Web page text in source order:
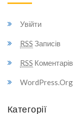
Увійти
RSS Записів
RSS Коментарів
WordPress.org
Категорії